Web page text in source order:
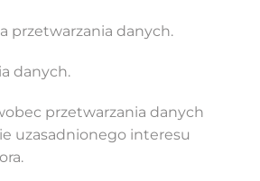
przetwarzania danych.
danych.
przetwarzania danych
uzasadnionego interesu